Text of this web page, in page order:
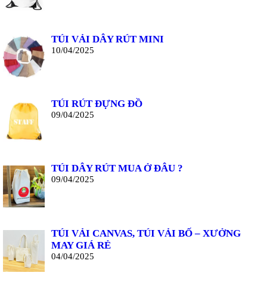
TÚI VẢI DÂY RÚT MINI
10/04/2025
TÚI RÚT ĐỰNG ĐỒ
09/04/2025
TÚI DÂY RÚT MUA Ở ĐÂU ?
09/04/2025
TÚI VẢI CANVAS, TÚI VẢI BỐ – XƯỞNG
MAY GIÁ RẺ
04/04/2025